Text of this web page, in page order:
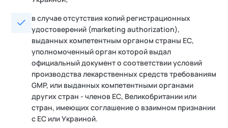
в случае отсутствия копий регистрационных
удостоверений (marketing authorization),
выданных компетентным органом страны ЕС,
уполномоченный орган которой выдал
официальный документ о соответствии условий
производства лекарственных средств требованиям
GMP, или выданных компетентными органами
других стран - членов ЕС, Великобритании или
стран, имеющих соглашение о взаимном признании
с ЕС или Украиной.